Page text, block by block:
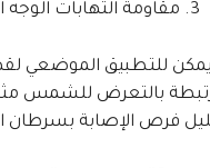
مقاومة التهابات
يمكن للتطبيق الموضعي
بالتعرض للشمس
فرص الإصابة بسرطان